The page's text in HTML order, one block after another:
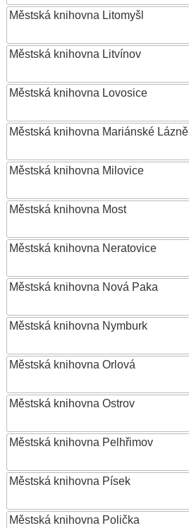
Městská knihovna Litomyšl
Městská knihovna Litvínov
Městská knihovna Lovosice
Městská knihovna Mariánské Lázně
Městská knihovna Milovice
Městská knihovna Most
Městská knihovna Neratovice
Městská knihovna Nová Paka
Městská knihovna Nymburk
Městská knihovna Orlová
Městská knihovna Ostrov
Městská knihovna Pelhřimov
Městská knihovna Písek
Městská knihovna Polička